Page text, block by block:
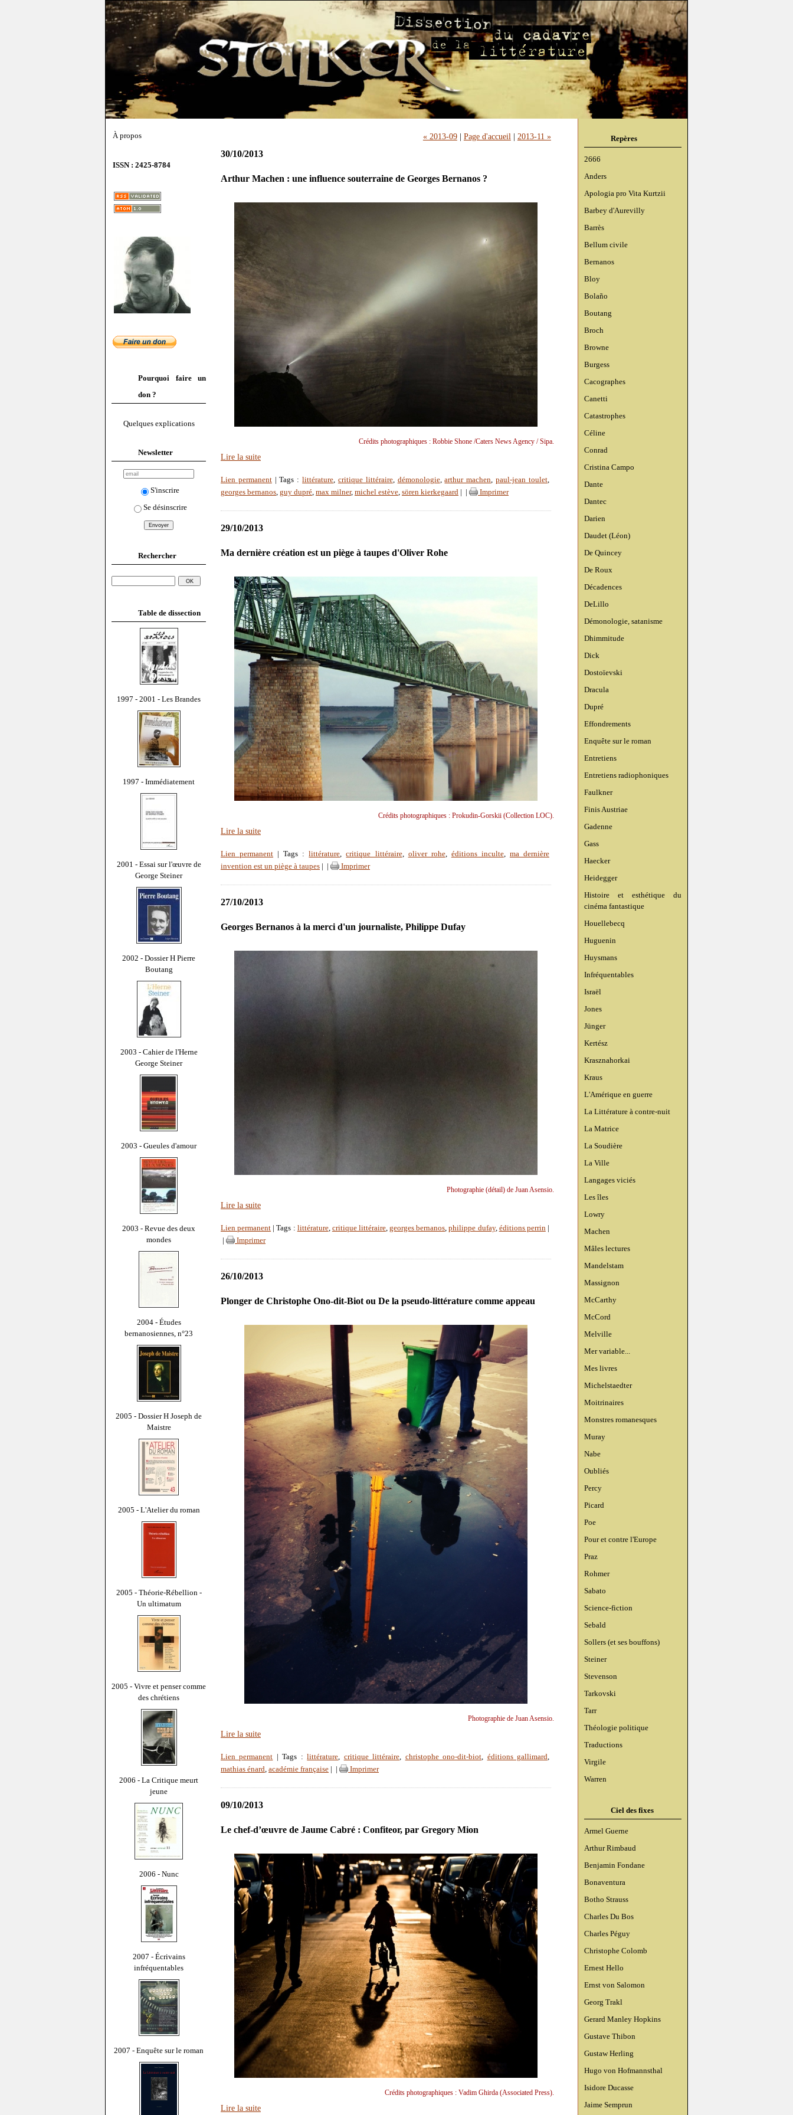
À propos
ISSN : 2425-8784
Pourquoi faire un
don ?
Quelques explications
Newsletter
S'inscrire
Se désinscrire
Rechercher
Table de dissection
1997 - 2001 - Les Brandes
1997 - Immédiatement
2001 - Essai sur l'œuvre de
George Steiner
2002 - Dossier H Pierre
Boutang
2003 - Cahier de l'Herne
George Steiner
2003 - Gueules d'amour
2003 - Revue des deux
mondes
2004 - Études
bernanosiennes, n°23
2005 - Dossier H Joseph de
Maistre
2005 - L'Atelier du roman
2005 - Théorie-Rébellion -
Un ultimatum
2005 - Vivre et penser comme
des chrétiens
2006 - La Critique meurt
jeune
2006 - Nunc
2007 - Écrivains
infréquentables
2007 - Enquête sur le roman
Repères
2666
Anders
Apologia pro Vita Kurtzii
Barbey d'Aurevilly
Barrès
Bellum civile
Bernanos
Bloy
Bolaño
Boutang
Broch
Browne
Burgess
Cacographes
Canetti
Catastrophes
Céline
Conrad
Cristina Campo
Dante
Dantec
Darien
Daudet (Léon)
De Quincey
De Roux
Décadences
DeLillo
Démonologie, satanisme
Dhimmitude
Dick
Dostoïevski
Dracula
Dupré
Effondrements
Enquête sur le roman
Entretiens
Entretiens radiophoniques
Faulkner
Finis Austriae
Gadenne
Gass
Haecker
Heidegger
Histoire et esthétique du
cinéma fantastique
Houellebecq
Huguenin
Huysmans
Infréquentables
Israël
Jones
Jünger
Kertész
Krasznahorkai
Kraus
L'Amérique en guerre
La Littérature à contre-nuit
La Matrice
La Soudière
La Ville
Langages viciés
Les îles
Lowry
Machen
Mâles lectures
Mandelstam
Massignon
McCarthy
McCord
Melville
Mer variable...
Mes livres
Michelstaedter
Moitrinaires
Monstres romanesques
Muray
Nabe
Oubliés
Percy
Picard
Poe
Pour et contre l'Europe
Praz
Rohmer
Sabato
Science-fiction
Sebald
Sollers (et ses bouffons)
Steiner
Stevenson
Tarkovski
Tarr
Théologie politique
Traductions
Virgile
Warren
Ciel des fixes
Armel Guerne
Arthur Rimbaud
Benjamin Fondane
Bonaventura
Botho Strauss
Charles Du Bos
Charles Péguy
Christophe Colomb
Ernest Hello
Ernst von Salomon
Georg Trakl
Gerard Manley Hopkins
Gustave Thibon
Gustaw Herling
Hugo von Hofmannsthal
Isidore Ducasse
Jaime Semprun
« 2013-09| Page d'accueil | 2013-11 »
30/10/2013
Arthur Machen : une influence souterraine de Georges Bernanos ?
Crédits photographiques : Robbie Shone /Caters News Agency / Sipa.
Lire la suite
Lien permanent| Tags :littérature, critique littéraire, démonologie,arthur machen,paul-jean toulet,
georges bernanos, guy dupré, max milner, michel estève, sören kierkegaard Imprimer
29/10/2013
Ma dernière création est un piège à taupes d'Oliver Rohe
Crédits photographiques : Prokudin-Gorskii (Collection LOC).
Lire la suite
Lien permanent | Tags :littérature,critique littéraire, oliver rohe, éditions inculte, ma dernière
invention est un piège à taupes
Imprimer
27/10/2013
Georges Bernanos à la merci d'un journaliste, Philippe Dufay
Photographie (détail) de Juan Asensio.
Lire la suite
Lien permanent | Tags : littérature, critique littéraire,georges bernanos,philippe dufay, éditions perrin|
Imprimer
26/10/2013
Plonger de Christophe Ono-dit-Biot ou De la pseudo-littérature comme appeau
Photographie de Juan Asensio.
Lire la suite
Lien permanent | Tags :littérature, critique littéraire, christophe ono-dit-biot, éditions gallimard,
mathias énard, académie française Imprimer
09/10/2013
Le chef-d’œuvre de Jaume Cabré : Confiteor, par Gregory Mion
Crédits photographiques : Vadim Ghirda (Associated Press).
Lire la suite